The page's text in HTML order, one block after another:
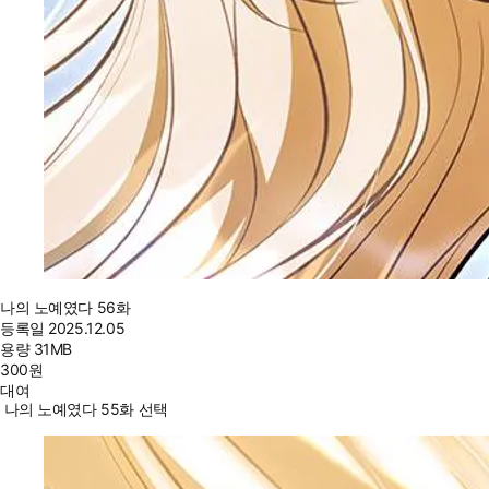
나의 노예였다 56화
등록일 2025.12.05
용량 31MB
300원
대여
나의 노예였다 55화 선택